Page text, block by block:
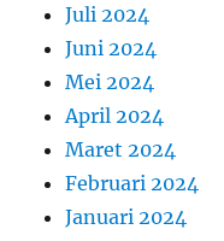
Juli 2024
Juni 2024
Mei 2024
April 2024
Maret 2024
Februari 2024
Januari 2024